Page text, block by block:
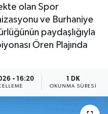
olan Spor
ve Burhaniye
paydaşlığıyla
Ören Plajında
- 16:20 1 DK
OKUNMA SÜRESI